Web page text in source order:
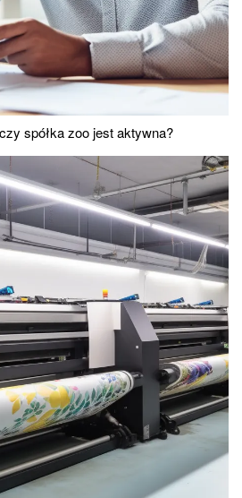
spółka zoo jest aktywna?